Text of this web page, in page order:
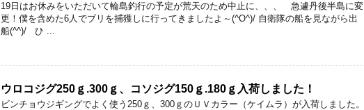
19日はお休みをいただいて輪島釣行の予定が荒天のため中止に、、、 急遽丹後半島に変
更！僕を含めた6人でブリを捕獲しに行ってきましたよ～(^O^)/ 自衛隊の船を見ながら出
船(^^)/ ひ ...
ウロコジグ250ｇ.300ｇ、コソジグ150ｇ.180ｇ入荷しました！
ビンチョウジギングでよく使う250ｇ、300ｇのＵＶカラー（ケイムラ）が入荷しました。